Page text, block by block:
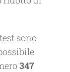
sono
347